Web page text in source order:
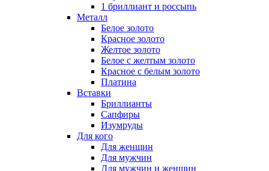
1 бриллиант и россыпь
Металл
Белое золото
Красное золото
Желтое золото
Белое с желтым золото
Красное с белым золото
Платина
Вставки
Бриллианты
Сапфиры
Изумруды
Для кого
Для женщин
Для мужчин
Для мужчин и женщин